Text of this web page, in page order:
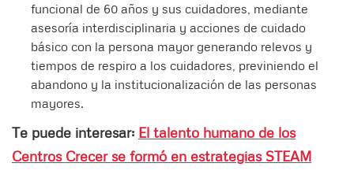
funcional de 60 años y sus cuidadores, mediante
asesoría interdisciplinaria y acciones de cuidado
básico con la persona mayor generando relevos y
tiempos de respiro a los cuidadores, previniendo el
abandono y la institucionalización de las personas
mayores.
Te puede interesar: El talento humano de los
Centros Crecer se formó en estrategias STEAM